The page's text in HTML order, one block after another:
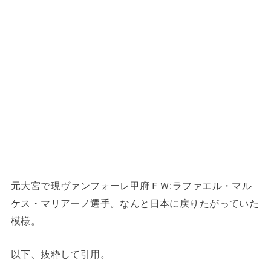
元大宮で現ヴァンフォーレ甲府ＦＷ:ラファエル・マル
ケス・マリアーノ選手。なんと日本に戻りたがっていた
模様。
以下、抜粋して引用。